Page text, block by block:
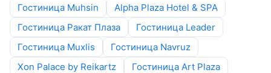
Гостиница Muhsin
Alpha Plaza Hotel & SPA
Гостиница Ракат Плаза
Гостиница Leader
Гостиница Muxlis
Гостиница Navruz
Xon Palace by Reikartz
Гостиница Art Plaza